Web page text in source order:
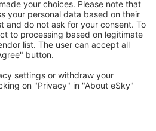
zadržana.